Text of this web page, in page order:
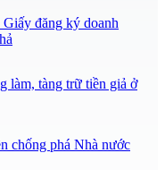
đăng ký doanh
làm, tàng trữ tiền giả ở
chống phá Nhà nước